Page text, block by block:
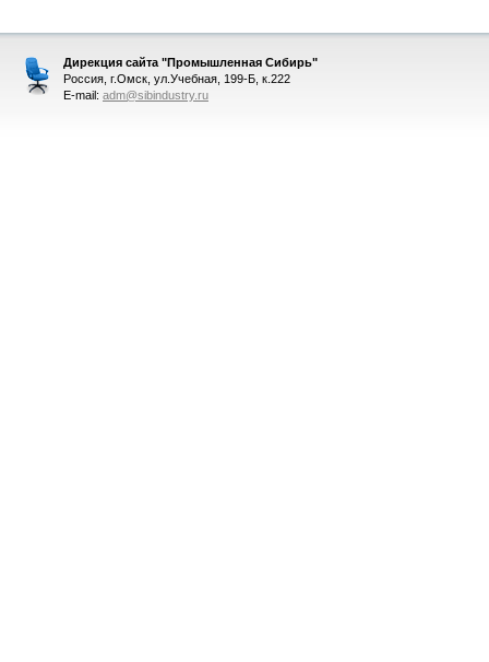
Дирекция сайта "Промышленная Сибирь"
Россия, г.Омск, ул.Учебная, 199-Б, к.222
E-mail: adm@sibindustry.ru